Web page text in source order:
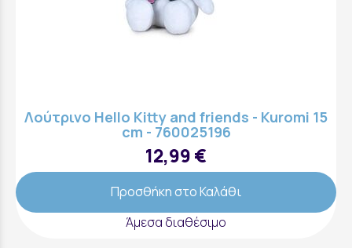
Λούτρινο Hello Kitty and friends - Kuromi 15
cm - 760025196
12,99 €
Προσθήκη στο Καλάθι
Άμεσα διαθέσιμο